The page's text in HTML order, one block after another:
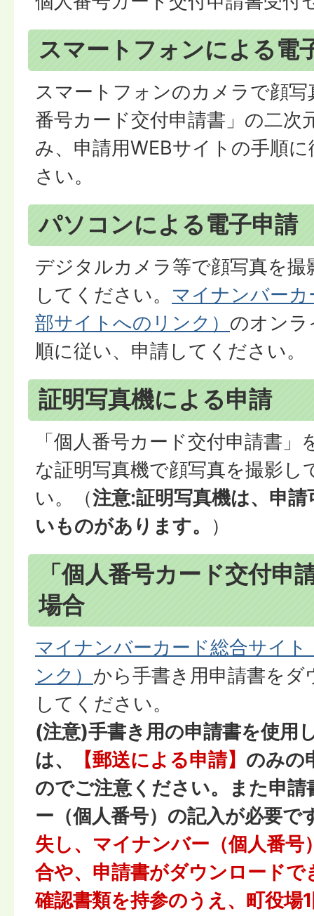
スマートフォンによる電
スマートフォンのカメラで顔
番号カード交付申請書」の二次
み、申請用WEBサイトの手順
さい。
パソコンによる電子申請
デジタルカメラ等で顔写真を
してください。 マイナンバー
部サイトへのリンク） のオンラ
順に従い、申請してください。
証明写真機による申請
「個人番号カード交付申請書
な証明写真機で顔写真を撮影し
い。（注意:証明写真機は、申
いものがあります。
）
「個人番号カード交付申
場合
マイナンバーカード総合サイ
ンク） から手書き用申請書を
してください。
(注意)手書き用の申請書を使用
は、
【郵送による申請】 のみの
のでご注意ください。また申
ー（個人番号）の記入が必要で
失し、マイナンバー（個人番号
合や、申請書がダウンロードで
確認書類を持参のうえ、町役場